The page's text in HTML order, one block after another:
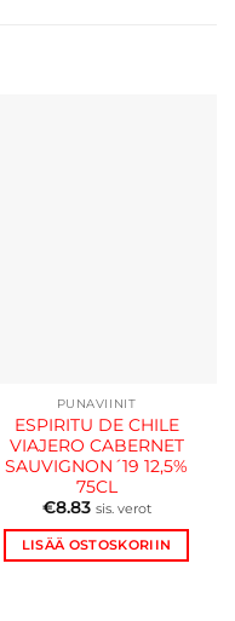
PUNAVIINIT
ESPIRITU DE CHILE
VIAJERO CABERNET
SAUVIGNON´19 12,5%
75CL
€8.83 sis. verot
LISÄÄ OSTOSKORIIN